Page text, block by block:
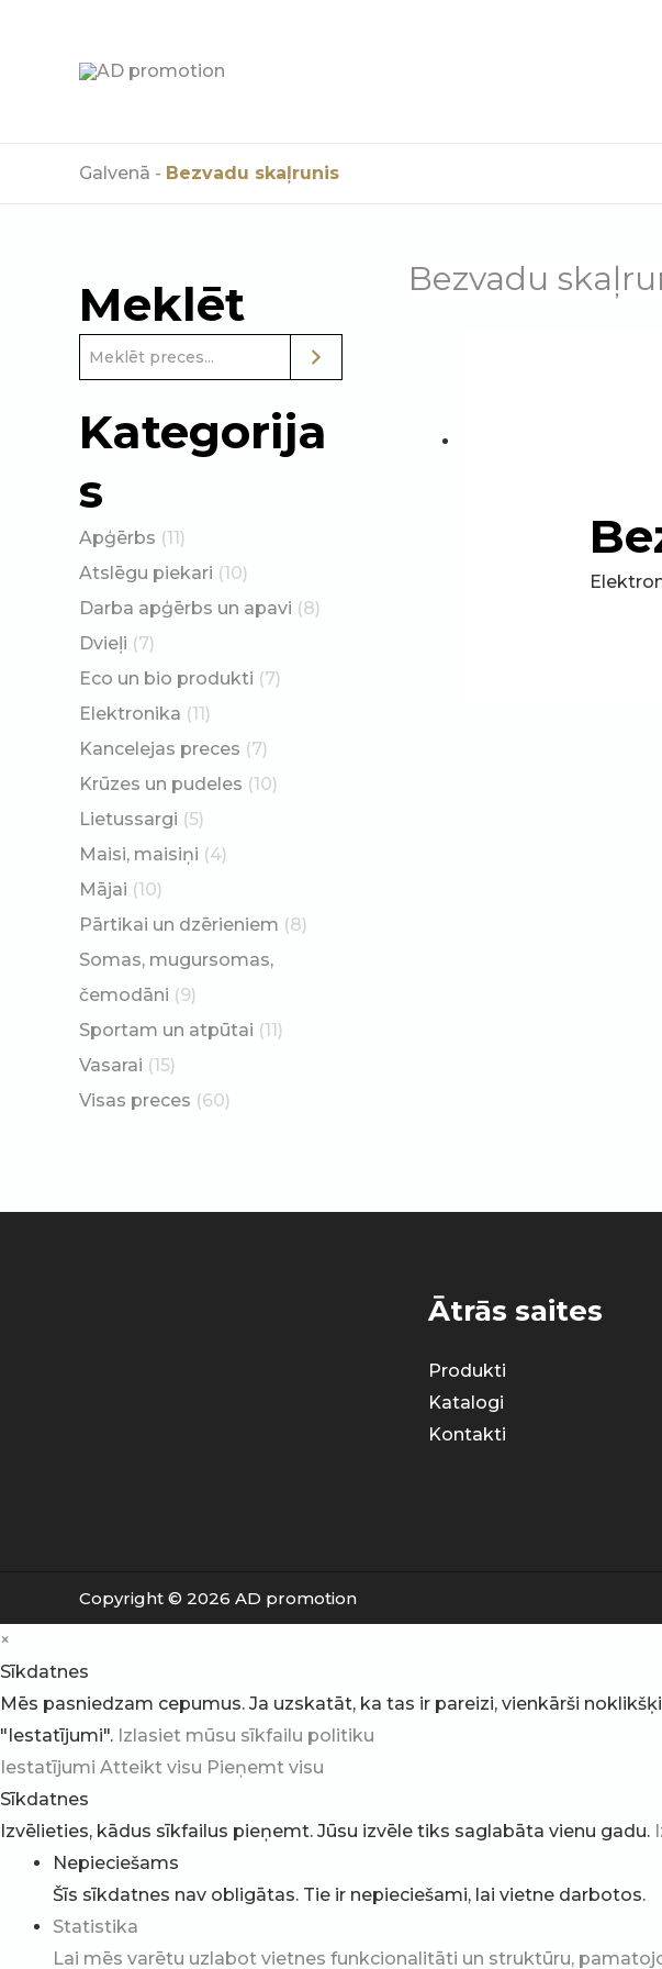
Galvenā - Bezvadu skaļrunis
Meklēt
Kategorija
s
Apģērbs (11)
Atslēgu piekari (10)
Darba apģērbs un apavi (8)
Dvieļi (7)
Eco un bio produkti (7)
Elektronika (11)
Kancelejas preces (7)
Krūzes un pudeles (10)
Lietussargi (5)
Maisi, maisiņi (4)
Mājai (10)
Pārtikai un dzērieniem (8)
Somas, mugursomas,
čemodāni (9)
Sportam un atpūtai (11)
Vasarai (15)
Visas preces (60)
Bezvadu
Ātrās saites
Produkti
Katalogi
Kontakti
Copyright © 2026 AD promotion
×
Sīkdatnes
Mēs pasniedzam cepumus. Ja uzskatāt, ka tas ir pareizi, vienkārši
"Iestatījumi". Izlasiet mūsu sīkfailu politiku
Iestatījumi Atteikt visu Pieņemt visu
Sīkdatnes
Izvēlieties, kādus sīkfailus pieņemt. Jūsu izvēle tiks saglabāta vienu gadu.
Nepieciešams
Šīs sīkdatnes nav obligātas. Tie ir nepieciešami, lai vietne darbotos.
Statistika
Lai mēs varētu uzlabot vietnes funkcionalitāti un struktūru,